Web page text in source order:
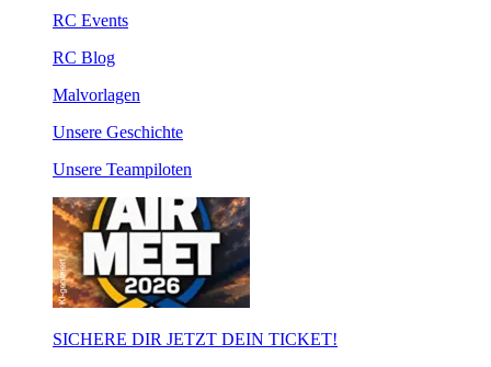
RC Events
RC Blog
Malvorlagen
Unsere Geschichte
Unsere Teampiloten
SICHERE DIR JETZT DEIN TICKET!